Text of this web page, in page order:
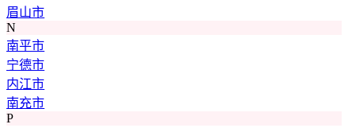
眉山市
N
南平市
宁德市
内江市
南充市
P